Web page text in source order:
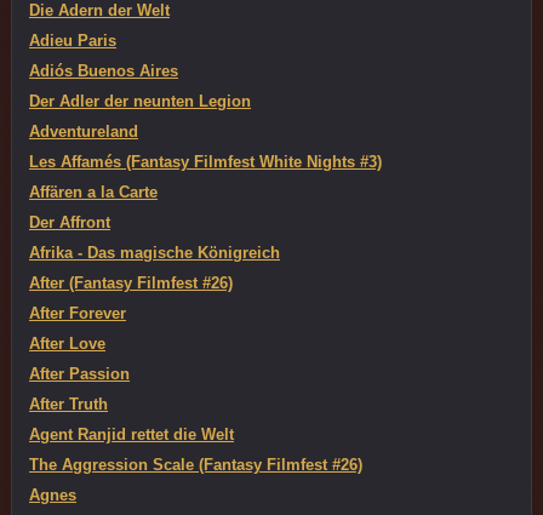
Die Adern der Welt
Adieu Paris
Adiós Buenos Aires
Der Adler der neunten Legion
Adventureland
Les Affamés (Fantasy Filmfest White Nights #3)
Affären a la Carte
Der Affront
Afrika - Das magische Königreich
After (Fantasy Filmfest #26)
After Forever
After Love
After Passion
After Truth
Agent Ranjid rettet die Welt
The Aggression Scale (Fantasy Filmfest #26)
Agnes